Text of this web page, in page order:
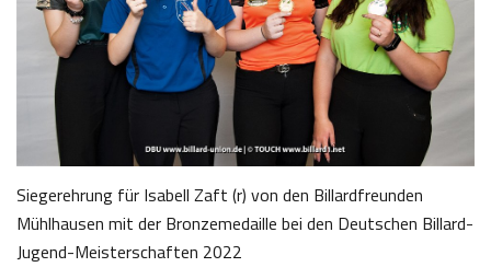
Siegerehrung für Isabell Zaft (r) von den Billardfreunden
Mühlhausen mit der Bronzemedaille bei den Deutschen Billard-
Jugend-Meisterschaften 2022